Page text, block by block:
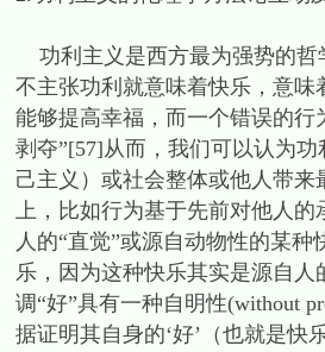
功利主义是西方最为强势的哲
不主张功利就意味着快乐，意
能够提高幸福，而一个错误的
剥夺”[57]从而，我们可以认为
己主义）或社会整体或他人带
上，比如行为基于先前对他人
人的“直觉”或源自动物性的某
乐，因为这种快乐其实是源自
调“好”具有一种自明性(without
据证明其自身的‘好’（也就是